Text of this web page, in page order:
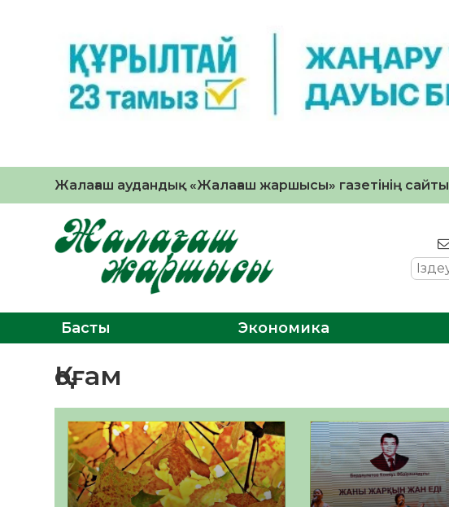
Жалағаш аудандық «Жалағаш жаршысы» газетінің сайты
Басты Экономика
Қоғам